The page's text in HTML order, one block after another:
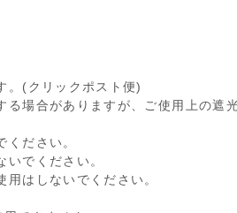
。(クリックポスト便)
場合がありますが、ご使用上の遮
ください。
いでください。
用はしないでください。